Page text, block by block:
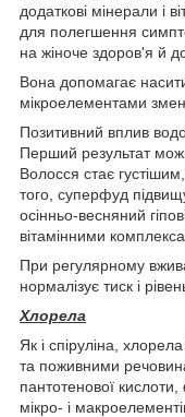
додаткові мінерали і
для полегшення
на жіноче здоров'я й
Вона допомагає
мікроелементами
Позитивний вплив
Перший результат
Волосся стає
того, суперфуд
осінньо-весняний
вітамінними
При регулярному
нормалізує тиск і
Хлорела
Як і спіруліна,
та поживними
пантотенової
мікро- і